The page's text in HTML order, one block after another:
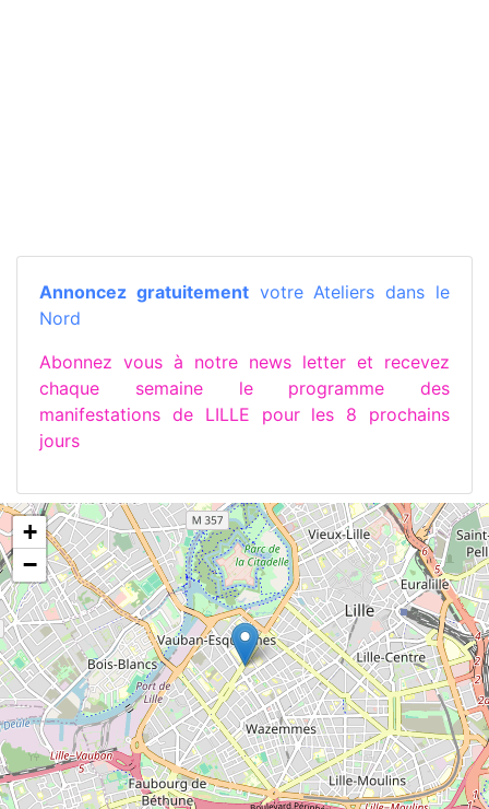
Annoncez gratuitementvotre Ateliers dans le
Nord
Abonnez vous à notre news letter et recevez
chaque semaine le programme des
manifestations de LILLE pour les 8 prochains
jours
+
−